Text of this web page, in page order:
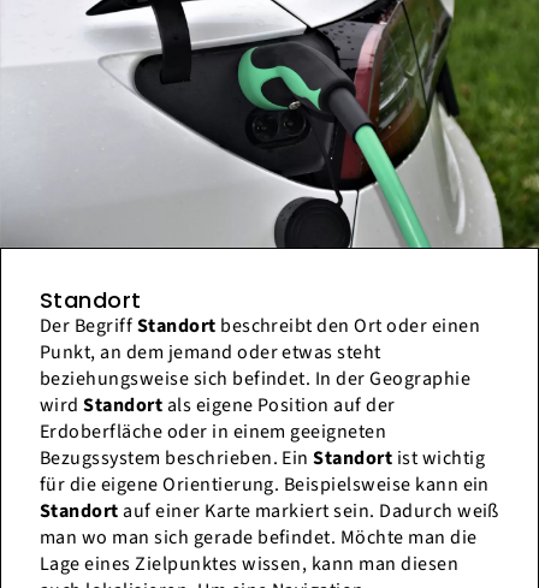
Standort
Der BegriffStandort beschreibt den Ort oder einen
Punkt, an dem jemand oder etwas steht
beziehungsweise sich befindet. In der Geographie
wirdStandortals eigene Position auf der
Erdoberfläche oder in einem geeigneten
Bezugssystem beschrieben. EinStandort ist wichtig
für die eigene Orientierung. Beispielsweise kann ein
Standortauf einer Karte markiert sein. Dadurch weiß
man wo man sich gerade befindet. Möchte man die
Lage eines Zielpunktes wissen, kann man diesen